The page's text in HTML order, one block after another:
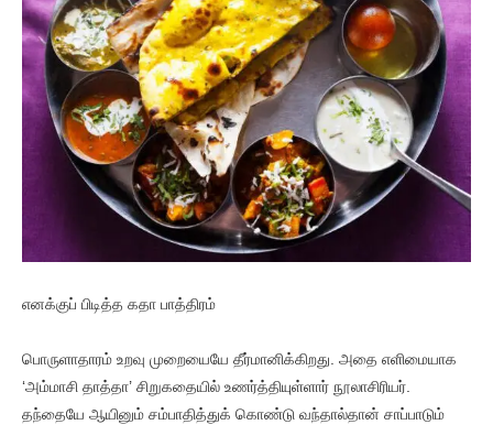
எனக்குப் பிடித்த கதா பாத்திரம்
பொருளாதாரம் உறவு முறையையே தீர்மானிக்கிறது. அதை எளிமையாக
‘அம்மாசி தாத்தா’ சிறுகதையில் உணர்த்தியுள்ளார் நூலாசிரியர்.
தந்தையே ஆயினும் சம்பாதித்துக் கொண்டு வந்தால்தான் சாப்பாடும்